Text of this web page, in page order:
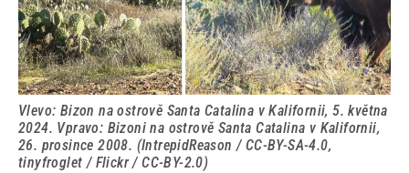
Vlevo: Bizon na ostrově Santa Catalina v Kalifornii, 5. května
2024. Vpravo: Bizoni na ostrově Santa Catalina v Kalifornii,
26. prosince 2008. (IntrepidReason / CC-BY-SA-4.0,
tinyfroglet / Flickr / CC-BY-2.0)